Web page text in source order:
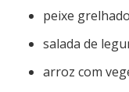
peixe
salada de
arroz com